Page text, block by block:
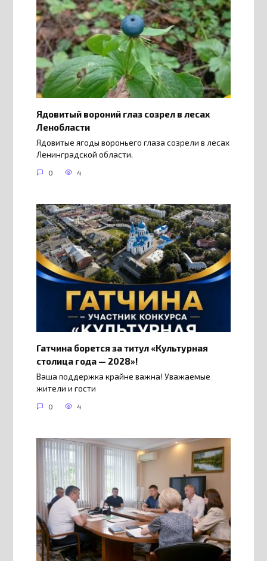
Ядовитый вороний глаз созрел в лесах
Ленобласти
Ядовитые ягоды вороньего глаза созрели в лесах
Ленинградской области.
0 4
Гатчина борется за титул «Культурная
столица года — 2028»!
Ваша поддержка крайне важна! Уважаемые
жители и гости
0 4